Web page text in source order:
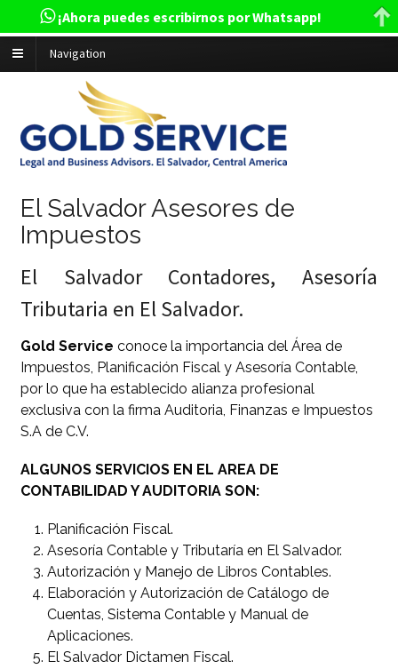
Navigation
El Salvador Asesores de
Impuestos
El Salvador Contadores, Asesoría
Tributaria en El Salvador.
Gold Service conoce la importancia del Área de
Impuestos, Planificación Fiscal y Asesoría Contable,
por lo que ha establecido alianza profesional
exclusiva con la firma Auditoria, Finanzas e Impuestos
S.A de C.V.
ALGUNOS SERVICIOS EN EL AREA DE
CONTABILIDAD Y AUDITORIA SON:
Planificación Fiscal.
Asesoría Contable y Tributaría en El Salvador.
Autorización y Manejo de Libros Contables.
Elaboración y Autorización de Catálogo de
Cuentas, Sistema Contable y Manual de
Aplicaciones.
El Salvador Dictamen Fiscal.
¡Ahora puedes escribirnos por Whatsapp!